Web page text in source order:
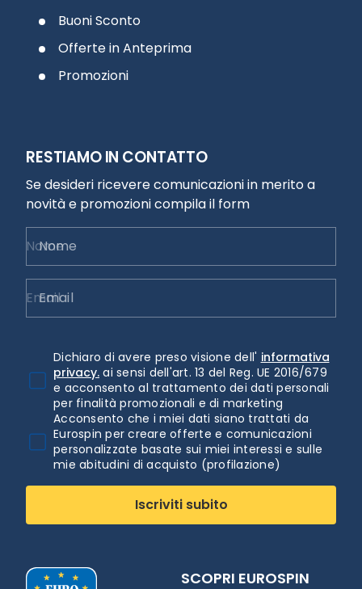
Buoni Sconto
Offerte in Anteprima
Promozioni
RESTIAMO IN CONTATTO
Se desideri ricevere comunicazioni in merito a
novità e promozioni compila il form
Nome
Email
Dichiaro di avere preso visione dell' informativa
privacy. ai sensi dell'art. 13 del Reg. UE 2016/679
e acconsento al trattamento dei dati personali
per finalità promozionali e di marketing
Acconsento che i miei dati siano trattati da
Eurospin per creare offerte e comunicazioni
personalizzate basate sui miei interessi e sulle
mie abitudini di acquisto (profilazione)
Iscriviti subito
SCOPRI EUROSPIN